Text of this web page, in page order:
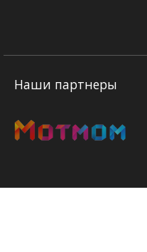
Наши партнеры